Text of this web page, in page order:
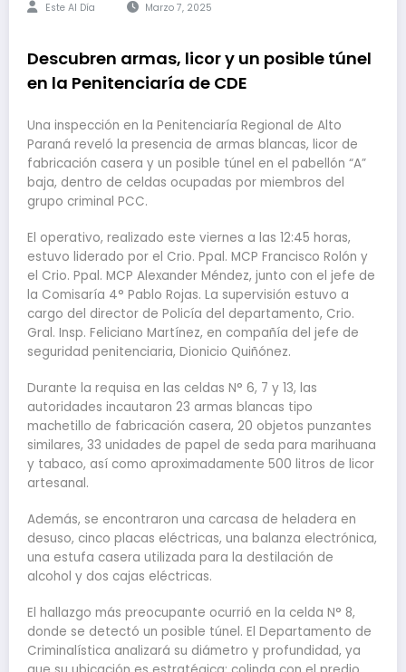
Este Al Día Marzo 7, 2025
Descubren armas, licor y un posible túnel
en la Penitenciaría de CDE
Una inspección en la Penitenciaría Regional de Alto
Paraná reveló la presencia de armas blancas, licor de
fabricación casera y un posible túnel en el pabellón “A”
baja, dentro de celdas ocupadas por miembros del
grupo criminal PCC.
El operativo, realizado este viernes a las 12:45 horas,
estuvo liderado por el Crio. Ppal. MCP Francisco Rolón y
el Crio. Ppal. MCP Alexander Méndez, junto con el jefe de
la Comisaría 4° Pablo Rojas. La supervisión estuvo a
cargo del director de Policía del departamento, Crio.
Gral. Insp. Feliciano Martínez, en compañía del jefe de
seguridad penitenciaria, Dionicio Quiñónez.
Durante la requisa en las celdas N° 6, 7 y 13, las
autoridades incautaron 23 armas blancas tipo
machetillo de fabricación casera, 20 objetos punzantes
similares, 33 unidades de papel de seda para marihuana
y tabaco, así como aproximadamente 500 litros de licor
artesanal.
Además, se encontraron una carcasa de heladera en
desuso, cinco placas eléctricas, una balanza electrónica,
una estufa casera utilizada para la destilación de
alcohol y dos cajas eléctricas.
El hallazgo más preocupante ocurrió en la celda N° 8,
donde se detectó un posible túnel. El Departamento de
Criminalística analizará su diámetro y profundidad, ya